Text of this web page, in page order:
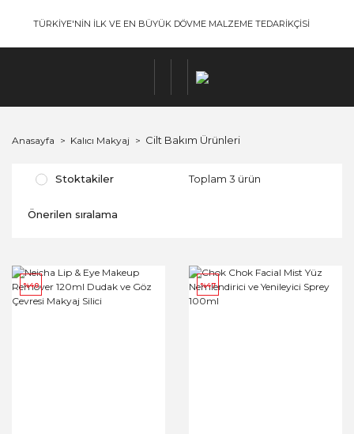
TÜRKİYE'NİN İLK VE EN BÜYÜK DÖVME MALZEME TEDARİKÇİSİ
Anasayfa Kalıcı Makyaj Cilt Bakım Ürünleri
Stoktakiler Toplam 3 ürün
%40 %47